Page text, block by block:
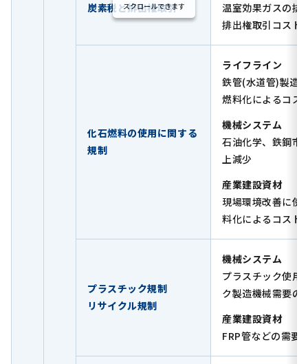
炭素税と排出権取引
温室効果ガスの排
排出権取引コスト
化石燃料の使用に関する
規制
ライフライン
鉄管(水道管)製造
燃料化によるコス
機械システム
石油化学、鉄鋼市
上減少
産業建設資材
現場環境改善に使
料化によるコスト
プラスチック規制
リサイクル規制
機械システム
プラスチック使用
ク製造機械需要の
産業建設資材
FRP管などの需要
スクロールできます